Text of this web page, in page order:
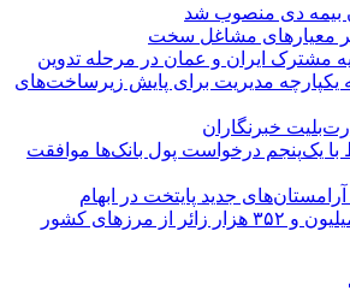
بیمه دی منصوب شد
معیارهای مشاغل سخت
مشترک ایران و عمان در مرحله تدوین
یکپارچه مدیریت برای پایش زیرساخت‌های
خبرنگاران
بانک مرکزی فقط با یک‌‎پنجم درخواست پول بانک‌ها موافقت
جدید پایتخت در ابهام